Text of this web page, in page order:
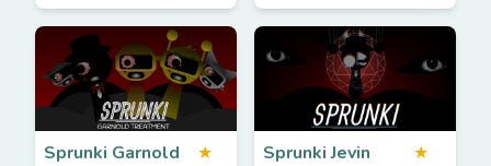
Sprunki Garnold
★
Sprunki Jevin
★